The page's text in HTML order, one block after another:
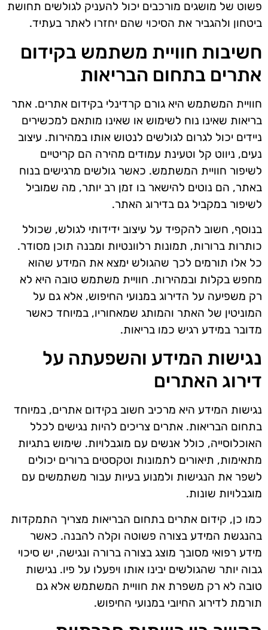
פשוט של מושגים מורכבים יכול להעניק לגולשים תחושת
ביטחון ולהגביר את הסיכוי שהם יחזרו לאתר בעתיד.
חשיבות חוויית משתמש בקידום
אתרים בתחום הבריאות
חוויית המשתמש היא גורם קרדינלי בקידום אתרים. אתר
בריאות שאינו נוח לשימוש או שאינו מותאם למכשירים
ניידים יכול לגרום לגולשים לנטוש אותו במהירות. עיצוב
נעים, ניווט קל וטעינת עמודים מהירה הם קריטיים
לשיפור חוויית המשתמש. כאשר גולשים מרגישים בנוח
באתר, הם נוטים להישאר בו זמן רב יותר, מה שמוביל
לשיפור במקביל גם בדירוג האתר.
בנוסף, חשוב להקפיד על עיצוב ידידותי לגולש, שכולל
כותרות ברורות, תמונות רלוונטיות ומבנה תוכן מסודר.
כל אלו תורמים לכך שהגולש ימצא את המידע שהוא
מחפש בקלות ובמהירות. חוויית משתמש טובה היא לא
רק משפיעה על הדירוג במנועי החיפוש, אלא גם על
המוניטין של האתר והמותג שמאחוריו, במיוחד כאשר
מדובר במידע רגיש כמו בריאות.
נגישות המידע והשפעתה על
דירוג האתרים
נגישות המידע היא מרכיב חשוב בקידום אתרים, במיוחד
בתחום הבריאות. אתרים צריכים להיות נגישים לכלל
האוכלוסייה, כולל אנשים עם מוגבלויות. שימוש בתגיות
מתאימות, תיאורים לתמונות וטקסטים ברורים יכולים
לשפר את הנגישות ולמנוע בעיות עבור משתמשים עם
מוגבלויות שונות.
כמו כן, קידום אתרים בתחום הבריאות מצריך התמקדות
בהנגשת המידע בצורה פשוטה וקלה להבנה. כאשר
מידע רפואי מסובך מוצג בצורה ברורה ונגישה, יש סיכוי
גבוה יותר שהגולשים יבינו אותו ויפעלו על פיו. נגישות
טובה לא רק משפרת את חוויית המשתמש אלא גם
תורמת לדירוג החיובי במנועי החיפוש.